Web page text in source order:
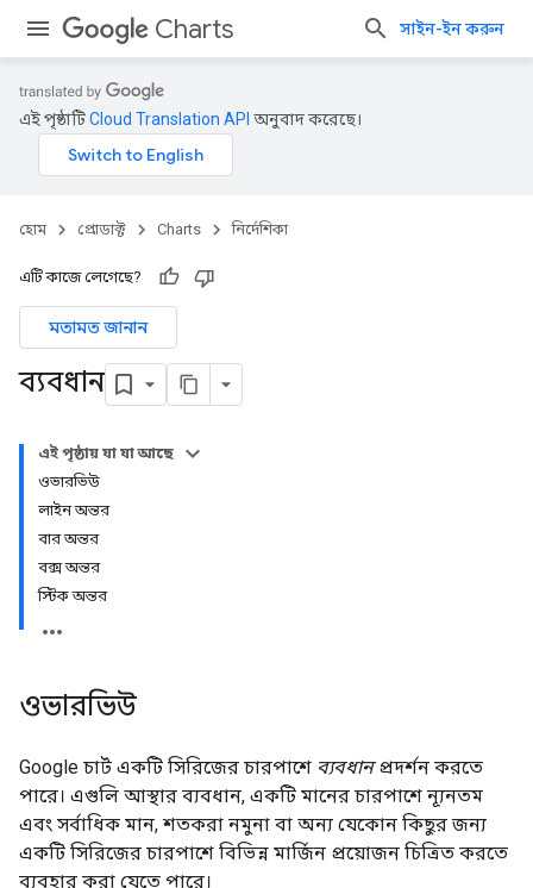
Charts সাইন-ইন করুন
এই পৃষ্ঠাটিCloud Translation API অনুবাদ করেছে।
হোম প্রোডাক্ট Charts নির্দেশিকা
এটি কাজে লেগেছে?
মতামত জানান
ব্যবধান
এই পৃষ্ঠায় যা যা আছে
ওভারভিউ
লাইন অন্তর
বার অন্তর
বক্স অন্তর
স্টিক অন্তর
ওভারভিউ
Google চার্ট একটি সিরিজের চারপাশে ব্যবধানপ্রদর্শন করতে
পারে। এগুলি আস্থার ব্যবধান, একটি মানের চারপাশে ন্যূনতম
এবং সর্বাধিক মান, শতকরা নমুনা বা অন্য যেকোন কিছুর জন্য
একটি সিরিজের চারপাশে বিভিন্ন মার্জিন প্রয়োজন চিত্রিত করতে
ব্যবহার করা যেতে পারে।